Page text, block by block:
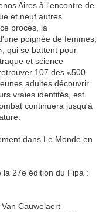
Aires à l'encontre de
et neuf autres
procès, la
poignée de femmes,
qui se battent pour
et science
107 des «500
adultes découvrir
vraies identités, est
continuera jusqu'à
dans Le Monde en
27e édition du Fipa :
Cauwelaert